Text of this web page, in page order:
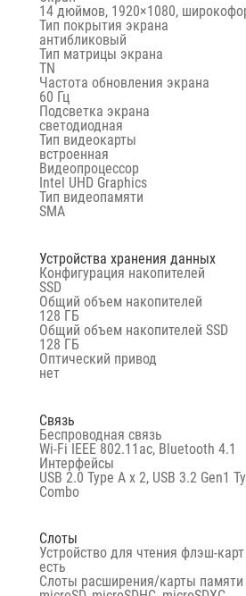
14 дюймов, 1920×1080,
Тип покрытия экрана
антибликовый
Тип матрицы экрана
TN
Частота обновления экрана
60 Гц
Подсветка экрана
светодиодная
Тип видеокарты
встроенная
Видеопроцессор
Intel UHD Graphics
Тип видеопамяти
SMA
Устройства хранения данных
Конфигурация накопителей
SSD
Общий объем накопителей
128 ГБ
Общий объем накопителей SSD
128 ГБ
Оптический привод
нет
Связь
Беспроводная связь
Wi-Fi IEEE 802.11ac, Bluetooth 4.1
Интерфейсы
USB 2.0 Type A x 2, USB 3.2 Gen1
Combo
Слоты
Устройство для чтения флэш-карт
есть
Слоты расширения/карты памяти